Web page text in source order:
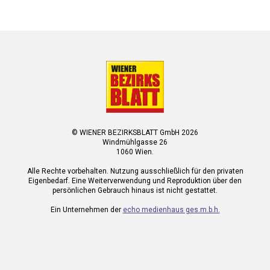
© WIENER BEZIRKSBLATT GmbH 2026
Windmühlgasse 26
1060 Wien.
Alle Rechte vorbehalten. Nutzung ausschließlich für den privaten
Eigenbedarf. Eine Weiterverwendung und Reproduktion über den
persönlichen Gebrauch hinaus ist nicht gestattet.
Ein Unternehmen der echo medienhaus ges.m.b.h.